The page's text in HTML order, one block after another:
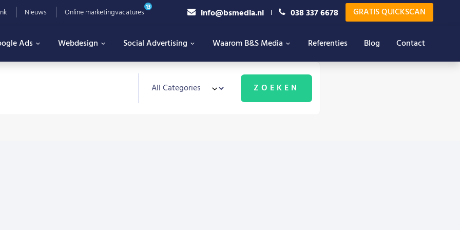
Nieuws Online marketingvacatures13 info@bsmedia.nl 038 337 6678 GRATIS QUICKSCAN
Ads Webdesign Social Advertising Waarom B&S Media Referenties Blog Contact